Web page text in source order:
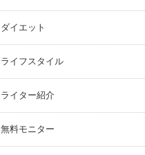
ダイエット
ライフスタイル
ライター紹介
無料モニター